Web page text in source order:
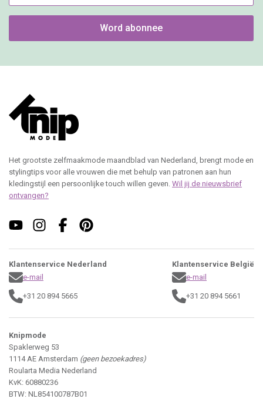
Word abonnee
Het grootste zelfmaakmode maandblad van Nederland, brengt mode en
stylingtips voor alle vrouwen die met behulp van patronen aan hun
kledingstijl een persoonlijke touch willen geven. Wil jij de nieuwsbrief
ontvangen?
Klantenservice Nederland
e-mail
+31 20 894 5665
Klantenservice België
e-mail
+31 20 894 5661
Knipmode
Spaklerweg 53
1114 AE Amsterdam (geen bezoekadres)
Roularta Media Nederland
KvK: 60880236
BTW: NL854100787B01